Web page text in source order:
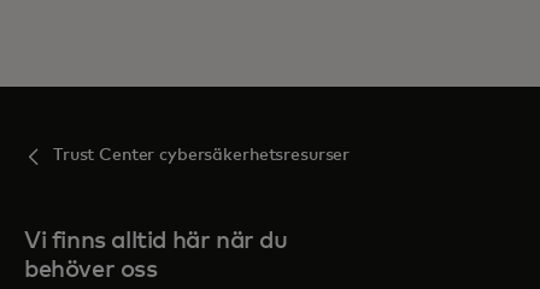
Trust Center cybersäkerhetsresurser
Vi finns alltid här när du
behöver oss